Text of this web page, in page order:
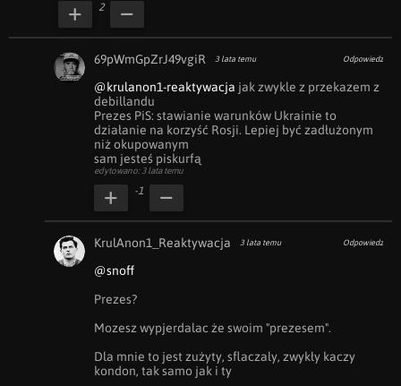
2
69pWmGpZrJ49vgiR 3 lata temu Odpowiedz
@krulanon1-reaktywacja jak zwykle z przekazem z
debillandu
Prezes PiS: stawianie warunków Ukrainie to
działanie na korzyść Rosji. Lepiej być zadłużonym
niż okupowanym
sam jesteś piskurfą
edytowano: 3 lata temu
-1
KrulAnon1_Reaktywacja 3 lata temu Odpowiedz
@snoff
Prezes?
Mozesz wypjerdalac że swoim "prezesem".
Dla mnie to jest zużyty, sflaczaly, zwykły kaczy
kondon, tak samo jak i ty